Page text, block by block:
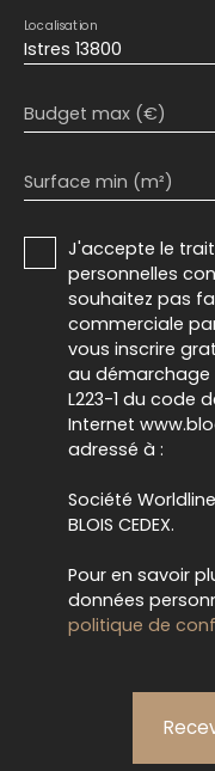
Istres 13800
Localisation
Budget max (€)
Surface min (m²)
J'accepte le
personnelles
souhaitez pas
commerciale
vous inscrire
au démarchage
L223-1 du code
Internet
adressé à :
Société Worldline,
BLOIS CEDEX.
Pour en savoir
données
politique de